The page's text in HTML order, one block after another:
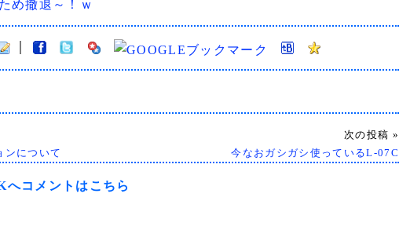
め撤退～！ｗ
ンについて
次の投稿 »
今なおガシガシ使っているL-07C
へコメントはこちら